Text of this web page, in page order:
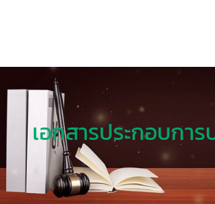
เอกสารประกอบการ